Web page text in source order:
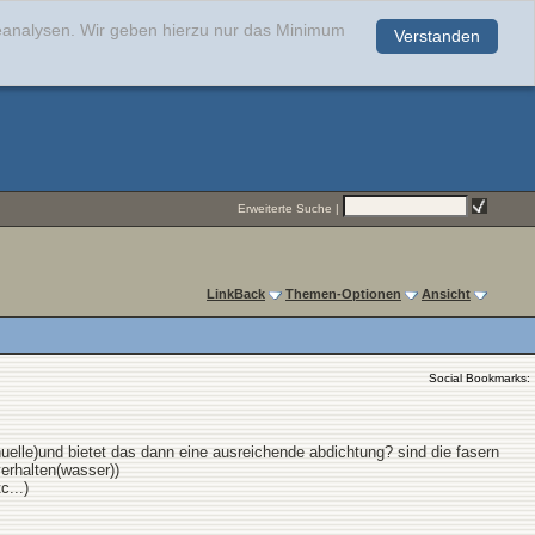
Verstanden
Wir geben hierzu nur das Minimum
Erweiterte Suche |
LinkBack Themen-Optionen Ansicht
Social Bookmarks:
bietet das dann eine ausreichende abdichtung? sind die fasern